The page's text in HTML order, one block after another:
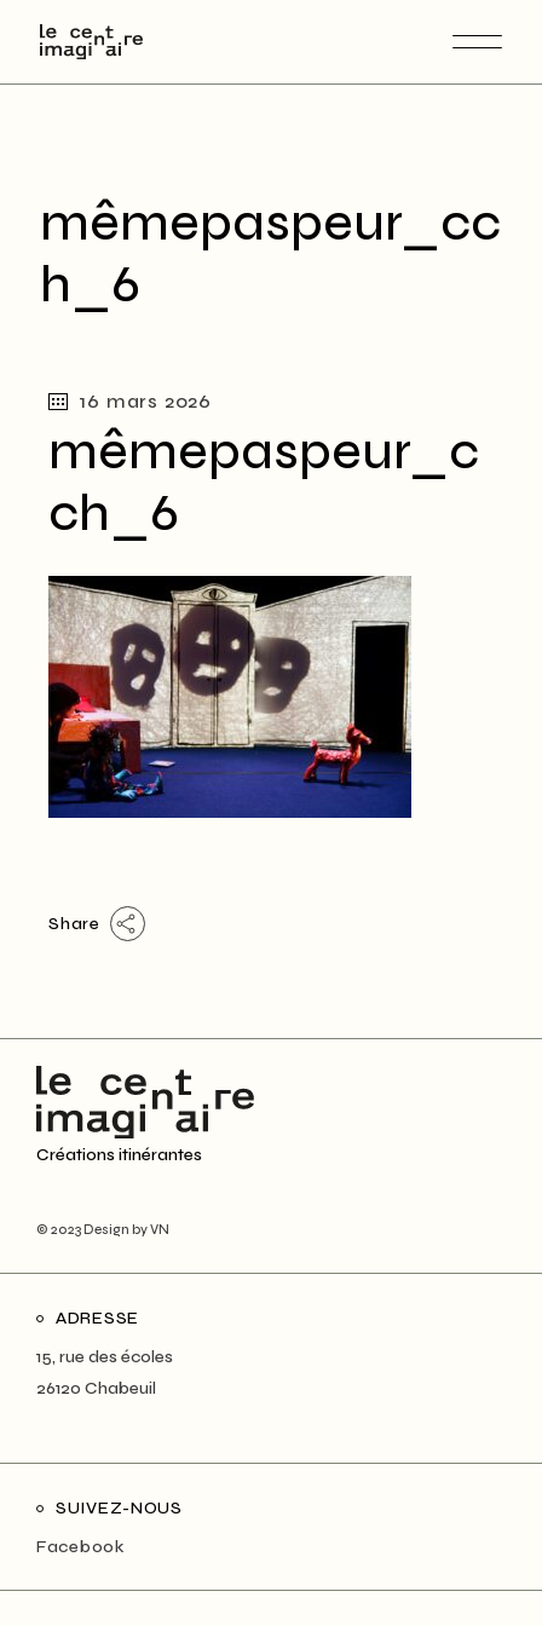
mêmepaspeur_cc
h_6
16 mars 2026
mêmepaspeur_c
ch_6
Share
Créations itinérantes
© 2023Design by VN
ADRESSE
15, rue des écoles
26120 Chabeuil
SUIVEZ-NOUS
Facebook